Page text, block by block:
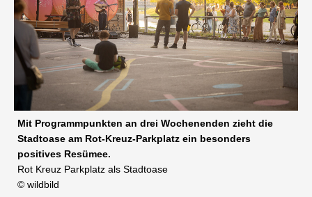
Mit Programmpunkten an drei Wochenenden zieht die
Stadtoase am Rot-Kreuz-Parkplatz ein besonders
positives Resümee.
Rot Kreuz Parkplatz als Stadtoase
© wildbild